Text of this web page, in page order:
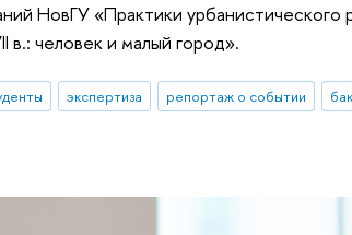
НовГУ «Практики урбанистического
в.: человек и малый город».
экспертиза репортаж о событии